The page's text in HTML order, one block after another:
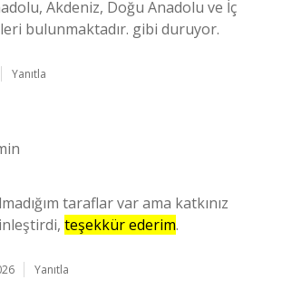
Akdeniz, Doğu Anadolu ve İç
bulunmaktadır. gibi duruyor.
Yanıtla
taraflar var ama katkınız
teşekkür ederim.
Yanıtla